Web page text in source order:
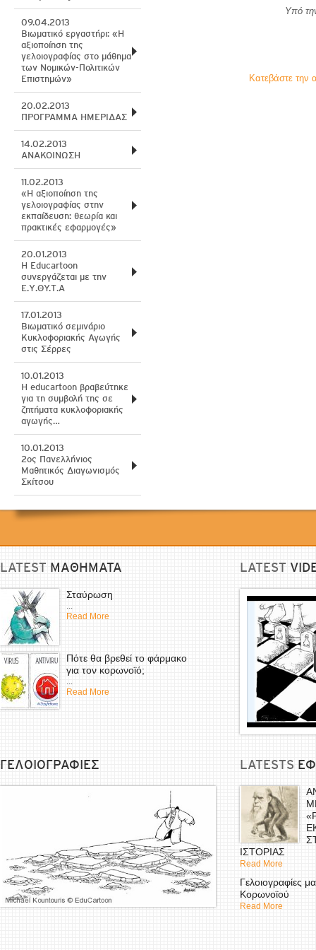
09.04.2013
Βιωματικό εργαστήρι: «Η
αξιοποίηση της
γελοιογραφίας στο μάθημα
των Νομικών-Πολιτικών
Επιστημών»
20.02.2013
ΠΡΟΓΡΑΜΜΑ ΗΜΕΡΙΔΑΣ
14.02.2013
ΑΝΑΚΟΙΝΩΣΗ
11.02.2013
«Η αξιοποίηση της
γελοιογραφίας στην
εκπαίδευση: θεωρία και
πρακτικές εφαρμογές»
20.01.2013
Η Εducartoon
συνεργάζεται με την
Ε.Υ.ΘY.Τ.Α
17.01.2013
Βιωματικό σεμινάριο
Κυκλοφοριακής Αγωγής
στις Σέρρες
10.01.2013
H educartoon βραβεύτηκε
για τη συμβολή της σε
ζητήματα κυκλοφοριακής
αγωγής…
10.01.2013
2ος Πανελλήνιος
Μαθητικός Διαγωνισμός
Σκίτσου
Υπό
Κατεβάστε την
LATEST ΜΑΘΗΜΑΤΑ
Σταύρωση
...
Read More
Πότε θα βρεθεί το φάρμακο
για τον κορωνοϊό;
...
Read More
LATEST
ΓΕΛΟΙΟΓΡΑΦΙΕΣ LATESTS
ΙΣΤΟΡΙΑΣ
Read More
Γελοιογραφίες
Κορωνοϊού
Read More